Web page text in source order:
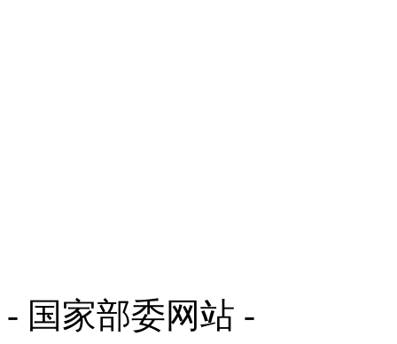
- 国家部委网站 -